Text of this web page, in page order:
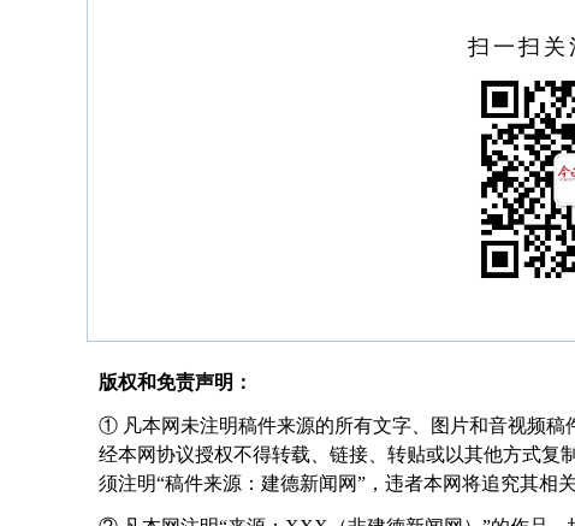
扫一扫关
版权和免责声明：
① 凡本网未注明稿件来源的所有文字、图片和音视频
经本网协议授权不得转载、链接、转贴或以其他方式复
须注明“稿件来源：建德新闻网”，违者本网将追究其相关